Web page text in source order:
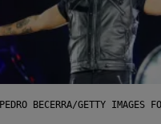
BECERRA/GETTY IMAGES